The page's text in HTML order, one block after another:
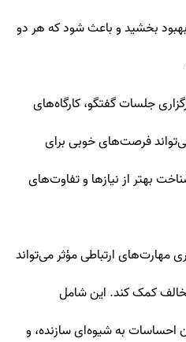
بهبود بخشید و باعث شود که هر دو
جلسات گفتگو، کارگاه‌های
فرصت‌های خوبی برای
بهتر از نیازها و تفاوت‌های
مهارت‌های ارتباطی مؤثر می‌تواند
کمک کند. این شامل
به شیوه‌ای سازنده، و